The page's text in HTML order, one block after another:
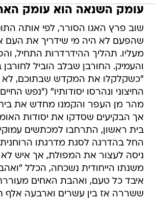
עומק השנאה הוא עומק
שוב פרץ האגו הסורר, לפי אותה
שהפעם לא היה מי שידריך את העם
מעליו. תהליך ההידרדרות התחיל,
והעמיק. החורבן שבלב הוביל לחורבן
"כשקלקלו את המקדש שבתוכם, לא
החיצוני ונהרסו יסודותיו" ("נפש
מהר מן העפר והקמנו מחדש את
אך הבקיעים שסדקו את יסודות
בית ראשון, התרחבו למכתשים
החל בהדרגה לסגת מדרגתו
ניסה לעצור את המפולת, אך איש
משנתו הייחודית נשכחה, הכלל
איבד כל טעם, ואהבת האחים
ששררה אז בין עשרים וארבעה אלף